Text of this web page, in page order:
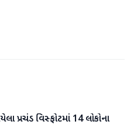
પ્રચંડ વિસ્ફોટમાં 14 લોકોના